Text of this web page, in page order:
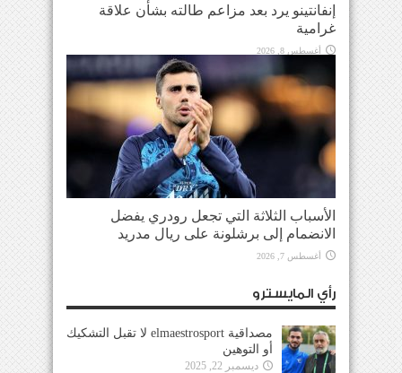
إنفانتينو يرد بعد مزاعم طالته بشأن علاقة
غرامية
أغسطس 8, 2026
الأسباب الثلاثة التي تجعل رودري يفضل
الانضمام إلى برشلونة على ريال مدريد
أغسطس 7, 2026
رأي المايسترو
مصداقية elmaestrosport لا تقبل التشكيك
أو التوهين
ديسمبر 22, 2025